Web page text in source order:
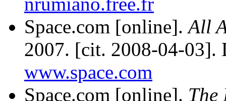
Space.com [online]. All
2007. [cit. 2008-04-03].
www.space.com
Space.com [online]. The